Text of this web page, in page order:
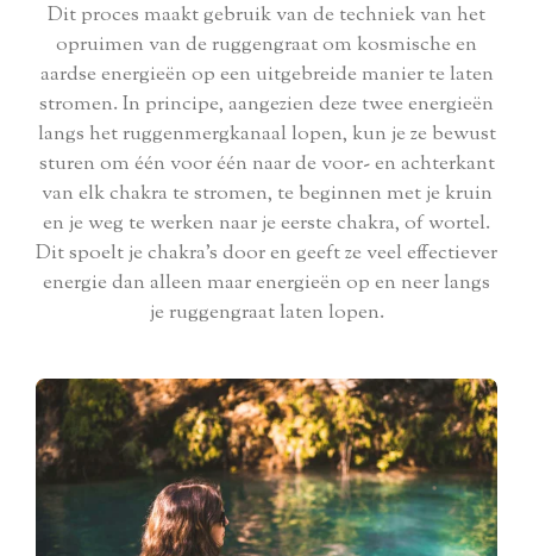
Dit proces maakt gebruik van de techniek van het
opruimen van de ruggengraat om kosmische en
aardse energieën op een uitgebreide manier te laten
stromen. In principe, aangezien deze twee energieën
langs het ruggenmergkanaal lopen, kun je ze bewust
sturen om één voor één naar de voor- en achterkant
van elk chakra te stromen, te beginnen met je kruin
en je weg te werken naar je eerste chakra, of wortel.
Dit spoelt je chakra's door en geeft ze veel effectiever
energie dan alleen maar energieën op en neer langs
je ruggengraat laten lopen.